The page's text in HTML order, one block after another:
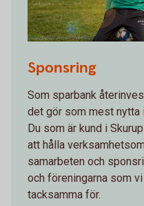
Sponsring
Som sparbank
det gör som mest nytta
Du som är kund i
att hålla
samarbeten och
och föreningarna som
tacksamma för.